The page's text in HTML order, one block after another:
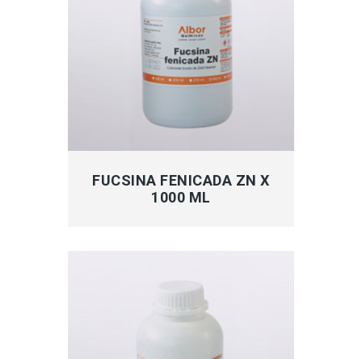
FUCSINA FENICADA ZN X
1000 ML